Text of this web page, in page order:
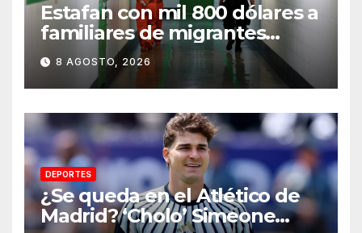
Estafan con mil 800 dólares a
familiares de migrantes
detenidos en Estados Unidos;
prometen liberarlos
8 AGOSTO, 2026
DEPORTES
¿Se queda en el Atlético de
Madrid? ‘Cholo’ Simeone